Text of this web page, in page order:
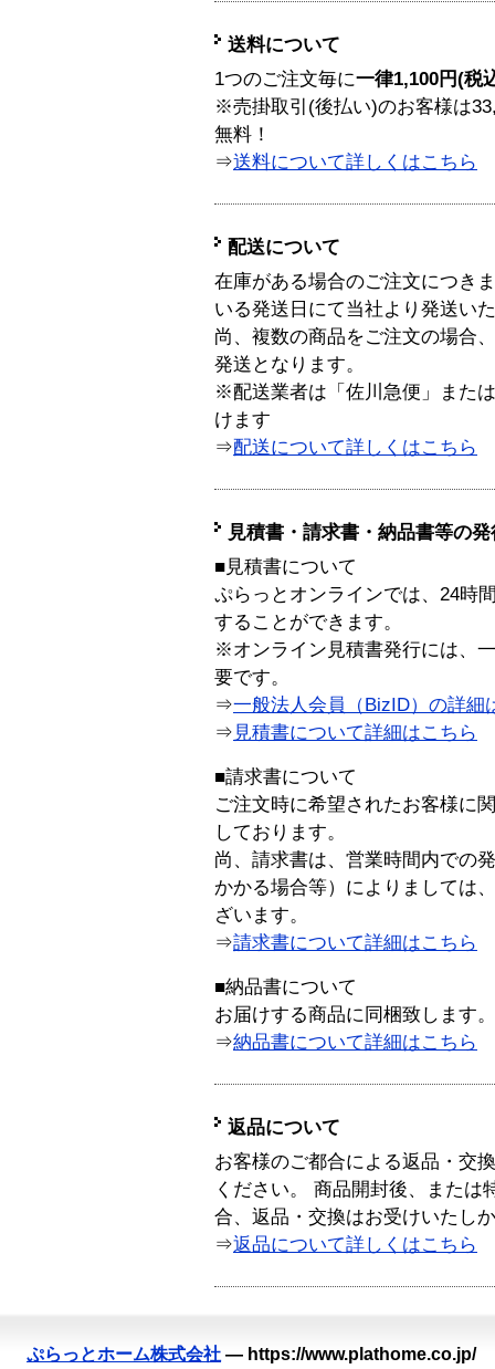
送料について
1つのご注文毎に一律1,100円(税
※売掛取引(後払い)のお客様は
無料！
⇒送料について詳しくはこちら
配送について
在庫がある場合のご注文につき
いる発送日にて当社より発送い
尚、複数の商品をご注文の場合
発送となります。
※配送業者は「佐川急便」また
けます
⇒配送について詳しくはこちら
見積書・請求書・納品書等の
■見積書について
ぷらっとオンラインでは、24時
することができます。
※オンライン見積書発行には、
要です。
⇒一般法人会員（BizID）の詳細
⇒ 見積書について詳細はこちら
■請求書について
ご注文時に希望されたお客様に
しております。
尚、請求書は、営業時間内での
かかる場合等）によりましては
ざいます。
⇒請求書について詳細はこちら
■納品書について
お届けする商品に同梱致します。
⇒納品書について詳細はこちら
返品について
お客様のご都合による返品・交
ください。 商品開封後、または
合、返品・交換はお受けいたし
⇒返品について詳しくはこちら
ぷらっとホーム株式会社 — https://www.plathome.co.jp/